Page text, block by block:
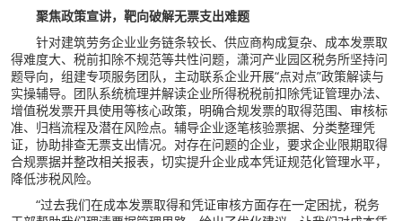
聚焦政策宣讲，靶向破解无票支出难题
针对建筑劳务企业业务链条较长、供应商构成复杂、成本发票取
得难度大、税前扣除不规范等共性问题，潇河产业园区税务所坚持问
题导向，组建专项服务团队，主动联系企业开展“点对点”政策解读与
实操辅导。团队系统梳理并解读企业所得税税前扣除凭证管理办法、
增值税发票开具使用等核心政策，明确合规发票的取得范围、审核标
准、归档流程及潜在风险点。辅导企业逐笔核验票据、分类整理凭
证，协助排查无票支出情况。对存在问题的企业，要求企业限期取得
合规票据并整改相关报表，切实提升企业成本凭证规范化管理水平，
降低涉税风险。
“过去我们在成本发票取得和凭证审核方面存在一定困扰，税务